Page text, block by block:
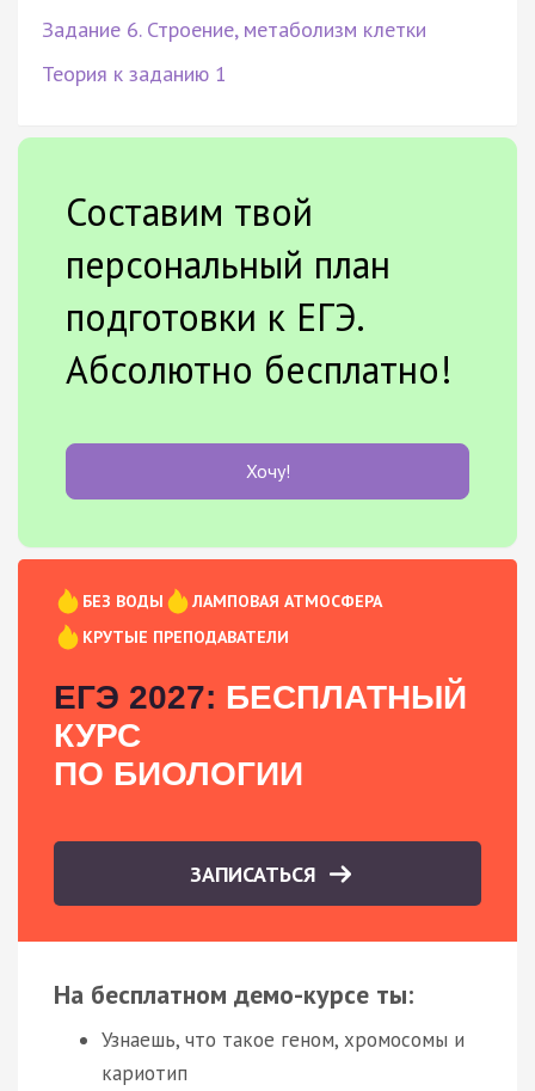
Задание 6. Строение, метаболизм клетки
Теория к заданию 1
Составим твой
персональный план
подготовки к ЕГЭ.
Абсолютно бесплатно!
Хочу!
БЕЗ ВОДЫ
ЛАМПОВАЯ АТМОСФЕРА
КРУТЫЕ ПРЕПОДАВАТЕЛИ
ЕГЭ 2027: БЕСПЛАТНЫЙ
КУРС
ПО БИОЛОГИИ
ЗАПИСАТЬСЯ
На бесплатном демо-курсе ты:
Узнаешь, что такое геном, хромосомы и
кариотип